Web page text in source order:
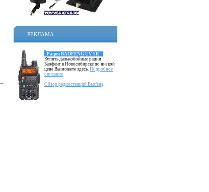
РЕКЛАМА
Рация BAOFENG UV 5R
Купить дальнобойные рации
Баофенг в Новосибирске по низкой
цене Вы можете здесь. Подробное
описание
Обзор радиостанций Baofeng